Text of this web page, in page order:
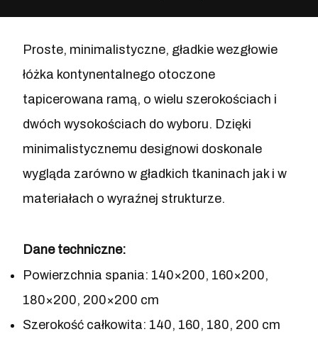
Proste, minimalistyczne, gładkie wezgłowie
łóżka kontynentalnego otoczone
tapicerowana ramą, o wielu szerokościach i
dwóch wysokościach do wyboru. Dzięki
minimalistycznemu designowi doskonale
wygląda zarówno w gładkich tkaninach jak i w
materiałach o wyraźnej strukturze.
Dane techniczne:
Powierzchnia spania: 140×200, 160×200,
180×200, 200×200 cm
Szerokość całkowita: 140, 160, 180, 200 cm